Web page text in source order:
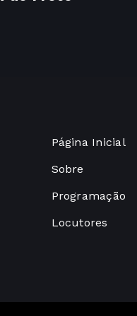
Página Inicial
Sobre
Programação
Locutores